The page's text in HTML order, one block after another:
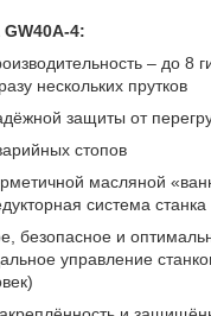
4:
– до 8
нескольких прутков
защиты от
стопов
масляной
система станка
безопасное и
управление